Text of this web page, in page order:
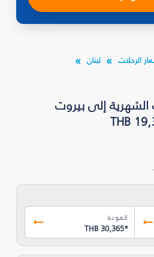
الرحلات
لبنان
إلى بيروت
العودة
THB 30,365*